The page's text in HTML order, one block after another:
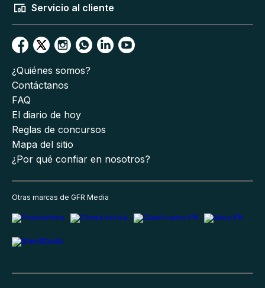
Servicio al cliente
¿Quiénes somos?
Contáctanos
FAQ
El diario de hoy
Reglas de concursos
Mapa del sitio
¿Por qué confiar en nosotros?
Otras marcas de GFR Media